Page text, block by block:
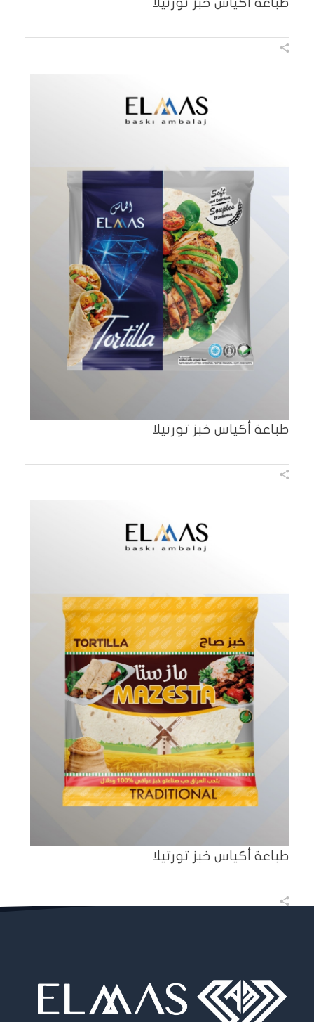
طباعة أكياس خبز تورتيلا
طباعة أكياس خبز تورتيلا
طباعة أكياس خبز تورتيلا